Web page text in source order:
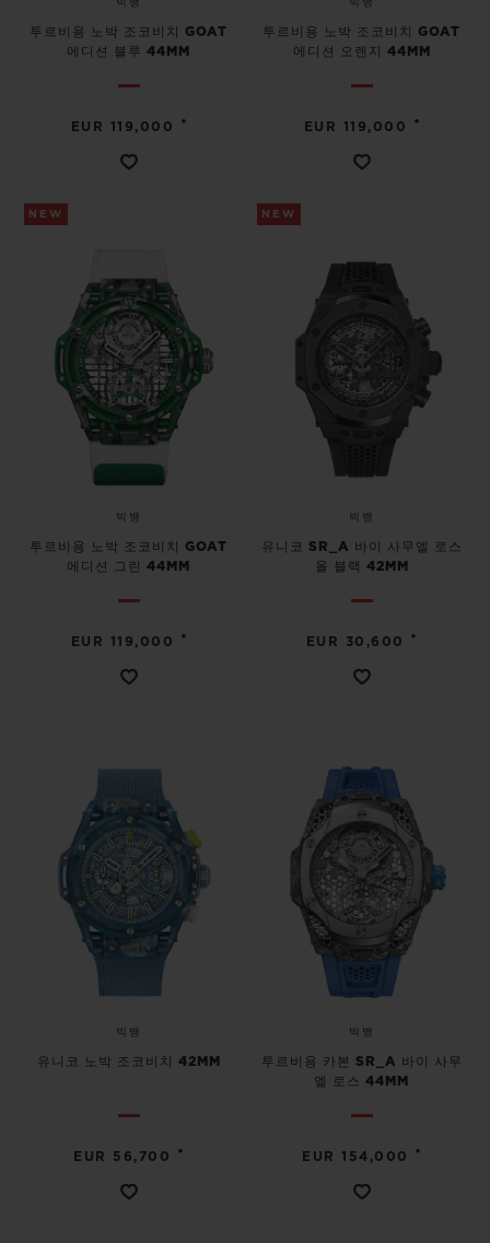
빅뱅
투르비용 노박 조코비치 GOAT
에디션 블루 44MM
EUR 119,000 •
빅뱅
투르비용 노박 조코비치 GOAT
에디션 오렌지 44MM
EUR 119,000 •
NEW
빅뱅
투르비용 노박 조코비치 GOAT
에디션 그린 44MM
EUR 119,000 •
NEW
빅뱅
유니코 SR_A 바이 사무엘 로스
올 블랙 42MM
EUR 30,600 •
빅뱅
유니코 노박 조코비치 42MM
EUR 56,700 •
빅뱅
투르비용 카본 SR_A 바이 사무
엘 로스 44MM
EUR 154,000 •